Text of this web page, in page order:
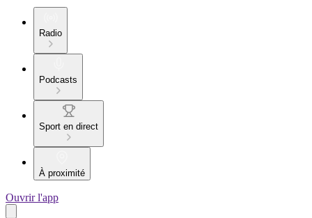
Radio
Podcasts
Sport en direct
À proximité
Ouvrir l'app